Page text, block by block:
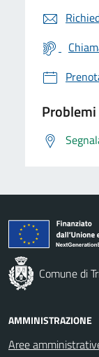
Comune di
AMMINISTRAZIONE
Aree